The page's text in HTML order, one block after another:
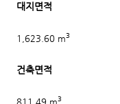
대지면적
1,623.60 m3
건축면적
811.49 m3